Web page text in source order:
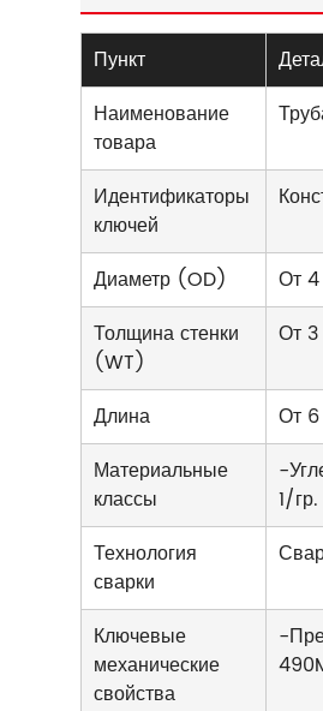
Пункт
Наименование
товара
Идентификаторы
ключей
Диаметр (OD)
От
Толщина стенки
(WT)
От
Длина
От 6
Материальные
классы
-
1/
Технология
сварки
Ключевые
механические
свойства
-